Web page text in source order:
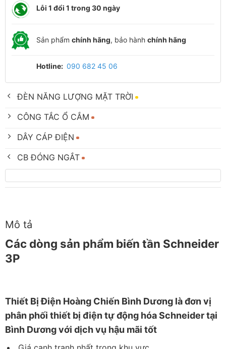
Lỗi 1 đổi 1 trong 30 ngày
Sản phẩm chính hãng, bảo hành chính hãng
Hotline: 090 682 45 06
ĐÈN NĂNG LƯỢNG MẶT TRỜI
CÔNG TẮC Ổ CẮM
DÂY CÁP ĐIỆN
CB ĐÓNG NGẮT
Mô tả
Các dòng sản phẩm biến tần Schneider
3P
Thiết Bị Điện Hoàng Chiến Bình Dương là đơn vị
phân phối thiết bị điện tự động hóa Schneider tại
Bình Dương với dịch vụ hậu mãi tốt